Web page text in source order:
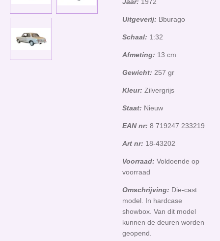
Uitgeverij: Bburago
Schaal: 1:32
Afmeting: 13 cm
Gewicht: 257 gr
Kleur: Zilvergrijs
Staat: Nieuw
EAN nr: 8 719247 233219
Art nr: 18-43202
Voorraad: Voldoende op
voorraad
Omschrijving: Die-cast
model. In hardcase
showbox. Van dit model
kunnen de deuren worden
geopend.